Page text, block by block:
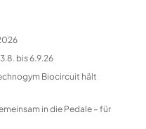
bis 6.9.26
Biocircuit hält
in die Pedale – für